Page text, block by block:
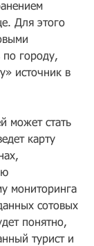
Для этого
по городу,
источник в
может стать
карту
мониторинга
сотовых
понятно,
турист и